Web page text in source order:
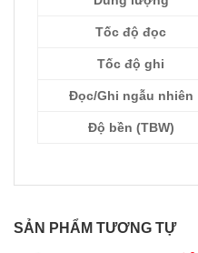
Tốc độ đọc
Tốc độ ghi
Đọc/Ghi ngẫu nhiên
Độ bền (TBW)
SẢN PHẨM TƯƠNG TỰ